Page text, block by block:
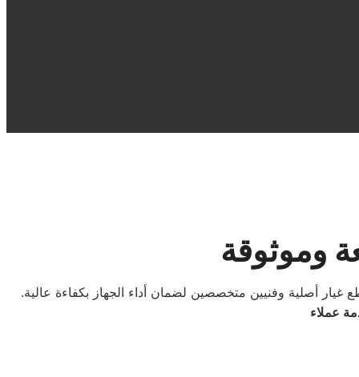
وموثوقة
أصلية وفنيين متخصصين لضمان أداء الجهاز بكفاءة عالية.
عملاء